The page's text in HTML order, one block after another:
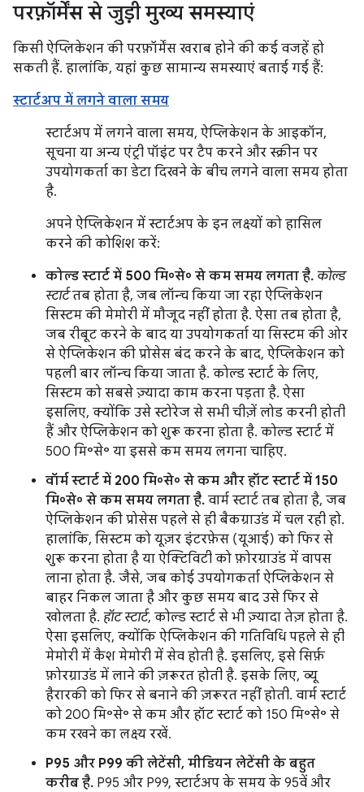
परफ़ॉर्मेंस से जुड़ी मुख्य समस्याएं
किसी ऐप्लिकेशन की परफ़ॉर्मेंस खराब होने की कई वजहें हो
सकती हैं. हालांकि, यहां कुछ सामान्य समस्याएं बताई गई हैं:
स्टार्टअप में लगने वाला समय
स्टार्टअप में लगने वाला समय, ऐप्लिकेशन के आइकॉन,
सूचना या अन्य एंट्री पॉइंट पर टैप करने और स्क्रीन पर
उपयोगकर्ता का डेटा दिखने के बीच लगने वाला समय होता
है.
अपने ऐप्लिकेशन में स्टार्टअप के इन लक्ष्यों को हासिल
करने की कोशिश करें:
कोल्ड स्टार्ट में 500 मि॰से॰ से कम समय लगता है. कोल्ड
स्टार्टतब होता है, जब लॉन्च किया जा रहा ऐप्लिकेशन
सिस्टम की मेमोरी में मौजूद नहीं होता है. ऐसा तब होता है,
जब रीबूट करने के बाद या उपयोगकर्ता या सिस्टम की ओर
से ऐप्लिकेशन की प्रोसेस बंद करने के बाद, ऐप्लिकेशन को
पहली बार लॉन्च किया जाता है. कोल्ड स्टार्ट के लिए,
सिस्टम को सबसे ज़्यादा काम करना पड़ता है. ऐसा
इसलिए, क्योंकि उसे स्टोरेज से सभी चीज़ें लोड करनी होती
हैं और ऐप्लिकेशन को शुरू करना होता है. कोल्ड स्टार्ट में
500 मि॰से॰ या इससे कम समय लगना चाहिए.
वॉर्म स्टार्ट में 200 मि॰से॰ से कम और हॉट स्टार्ट में 150
मि॰से॰ से कम समय लगता है. वार्म स्टार्ट तब होता है, जब
ऐप्लिकेशन की प्रोसेस पहले से ही बैकग्राउंड में चल रही हो.
हालांकि, सिस्टम को यूज़र इंटरफ़ेस (यूआई) को फिर से
शुरू करना होता है या ऐक्टिविटी को फ़ोरग्राउंड में वापस
लाना होता है. जैसे, जब कोई उपयोगकर्ता ऐप्लिकेशन से
बाहर निकल जाता है और कुछ समय बाद उसे फिर से
खोलता है. हॉट स्टार्ट, कोल्ड स्टार्ट से भी ज़्यादा तेज़ होता है.
ऐसा इसलिए, क्योंकि ऐप्लिकेशन की गतिविधि पहले से ही
मेमोरी में कैश मेमोरी में सेव होती है. इसलिए, इसे सिर्फ़
फ़ोरग्राउंड में लाने की ज़रूरत होती है. इसके लिए, व्यू
हैरारकी को फिर से बनाने की ज़रूरत नहीं होती. वार्म स्टार्ट
को 200 मि॰से॰ से कम और हॉट स्टार्ट को 150 मि॰से॰ से
कम रखने का लक्ष्य रखें.
P95 और P99 की लेटेंसी, मीडियन लेटेंसी के बहुत
करीब है. P95 और P99, स्टार्टअप के समय के 95वें और